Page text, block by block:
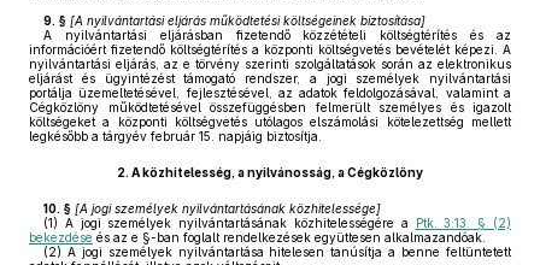
9. § [A nyilvántartási eljárás működtetési költségeinek biztosítása]
A nyilvántartási eljárásban fizetendő közzétételi költségtérítés és az
információért fizetendő költségtérítés a központi költségvetés bevételét képezi. A
nyilvántartási eljárás, az e törvény szerinti szolgáltatások során az elektronikus
eljárást és ügyintézést támogató rendszer, a jogi személyek nyilvántartási
portálja üzemeltetésével, fejlesztésével, az adatok feldolgozásával, valamint a
Cégközlöny működtetésével összefüggésben felmerült személyes és igazolt
költségeket a központi költségvetés utólagos elszámolási kötelezettség mellett
legkésőbb a tárgyév február 15. napjáig biztosítja.
2. A közhitelesség, a nyilvánosság, a Cégközlöny
10. § [A jogi személyek nyilvántartásának közhitelessége]
(1) A jogi személyek nyilvántartásának közhitelességére a
Ptk. 3:13. § (2)
bekezdése és az e §-ban foglalt rendelkezések együttesen alkalmazandóak.
(2) A jogi személyek nyilvántartása hitelesen tanúsítja a benne feltüntetett